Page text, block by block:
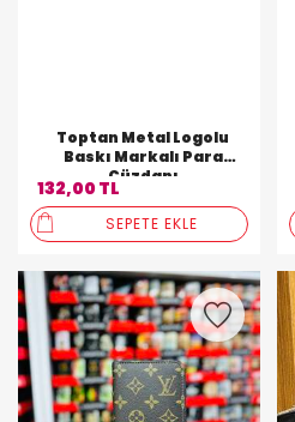
Toptan Metal Logolu
Baskı Markalı Para
Cüzdanı
132,00 TL
SEPETE EKLE